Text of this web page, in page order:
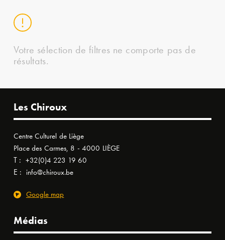
Votre sélection de filtres ne comporte pas de
résultats.
Les Chiroux
Centre Culturel de Liège
Place des Carmes, 8 - 4000 LIÈGE
T : +32(0)4 223 19 60
E : info@chiroux.be
Google map
Médias